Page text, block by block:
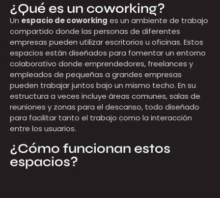
¿Qué es un coworking?
Un espacio de coworking es un ambiente de trabajo
compartido donde las personas de diferentes
empresas pueden utilizar escritorios u oficinas. Estos
espacios están diseñados para fomentar un entorno
colaborativo donde emprendedores, freelances y
empleados de pequeñas a grandes empresas
pueden trabajar juntos bajo un mismo techo. En su
estructura a veces incluye áreas comunes, salas de
reuniones y zonas para el descanso, todo diseñado
para facilitar tanto el trabajo como la interacción
entre los usuarios.
¿Cómo funcionan estos
espacios?